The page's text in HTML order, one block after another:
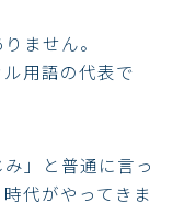
ません。
用語の代表で
」と普通に言っ
代がやってきま